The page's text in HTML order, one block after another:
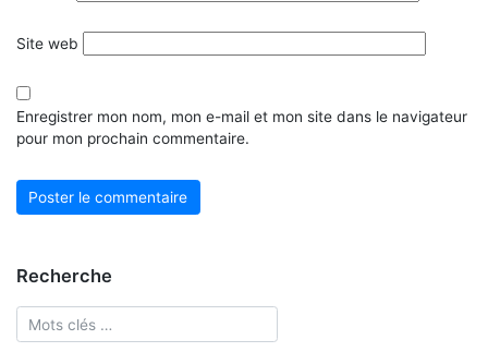
Site web
Enregistrer mon nom, mon e-mail et mon site dans le navigateur
pour mon prochain commentaire.
Recherche